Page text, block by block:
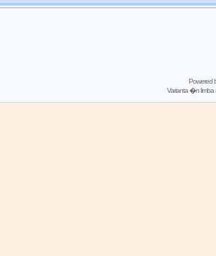
Powered
Varianta �n